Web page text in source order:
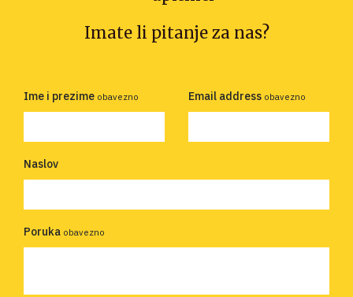
Imate li pitanje za nas?
Ime i prezime obavezno Email address obavezno
Naslov
Poruka obavezno